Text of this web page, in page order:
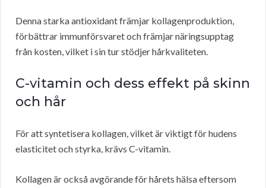
Denna starka antioxidant främjar kollagenproduktion,
förbättrar immunförsvaret och främjar näringsupptag
från kosten, vilket i sin tur stödjer hårkvaliteten.
C-vitamin och dess effekt på skinn
och hår
För att syntetisera kollagen, vilket är viktigt för hudens
elasticitet och styrka, krävs C-vitamin.
Kollagen är också avgörande för hårets hälsa eftersom